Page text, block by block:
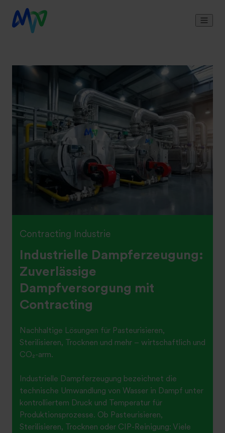
Contracting Industrie
Industrielle Dampferzeugung:
Zuverlässige
Dampfversorgung mit
Contracting
Nachhaltige Lösungen für Pasteurisieren,
Sterilisieren, Trocknen und mehr – wirtschaftlich und
CO₂-arm.
Industrielle Dampferzeugung bezeichnet die
technische Umwandlung von Wasser in Dampf unter
kontrolliertem Druck und Temperatur für
Produktionsprozesse. Ob Pasteurisieren,
Sterilisieren, Trocknen oder CIP-Reinigung: Viele